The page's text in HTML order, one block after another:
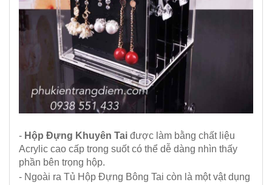
- Hộp Đựng Khuyên Tai được làm bằng chất liệu
Acrylic cao cấp trong suốt có thể dễ dàng nhìn thấy
phần bên trọng hộp.
- Ngoài ra Tủ Hộp Đựng Bông Tai còn là một vật dụng